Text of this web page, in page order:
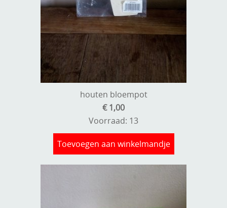
houten bloempot
€ 1,00
Voorraad: 13
Toevoegen aan winkelmandje